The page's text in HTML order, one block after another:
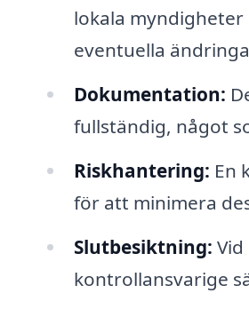
lokala
eventuella
Dokumentation:
fullständig, något
Riskhantering: En
för att minimera
Slutbesiktning:
kontrollansvarige